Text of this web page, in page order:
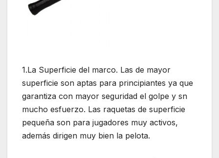
1.La Superficie del marco. Las de mayor
superficie son aptas para principiantes ya que
garantiza con mayor seguridad el golpe y sn
mucho esfuerzo. Las raquetas de superficie
pequeña son para jugadores muy activos,
además dirigen muy bien la pelota.